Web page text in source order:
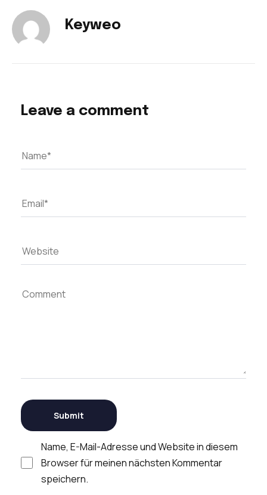
Keyweo
Leave a comment
Name, E-Mail-Adresse und Website in diesem
Browser für meinen nächsten Kommentar
speichern.